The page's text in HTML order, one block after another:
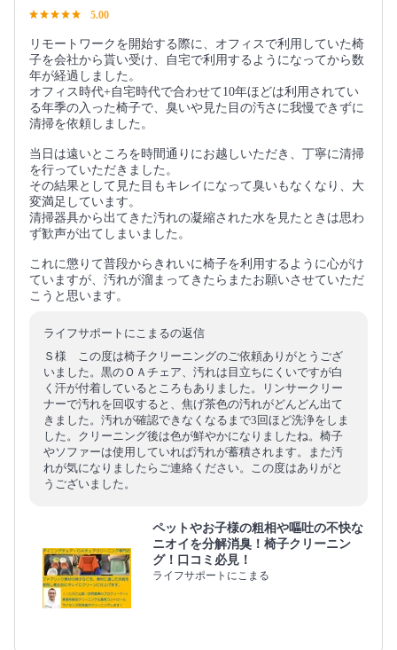
5.00
リモートワークを開始する際に、オフィスで利用していた椅
子を会社から貰い受け、自宅で利用するようになってから数
年が経過しました。
オフィス時代+自宅時代で合わせて10年ほどは利用されてい
る年季の入った椅子で、臭いや見た目の汚さに我慢できずに
清掃を依頼しました。
当日は遠いところを時間通りにお越しいただき、丁寧に清掃
を行っていただきました。
その結果として見た目もキレイになって臭いもなくなり、大
変満足しています。
清掃器具から出てきた汚れの凝縮された水を見たときは思わ
ず歓声が出てしまいました。
これに懲りて普段からきれいに椅子を利用するように心がけ
ていますが、汚れが溜まってきたらまたお願いさせていただ
こうと思います。
ライフサポートにこまるの返信
Ｓ様 この度は椅子クリーニングのご依頼ありがとうござ
いました。黒のＯＡチェア、汚れは目立ちにくいですが白
く汗が付着しているところもありました。リンサークリー
ナーで汚れを回収すると、焦げ茶色の汚れがどんどん出て
きました。汚れが確認できなくなるまで3回ほど洗浄をしま
した。クリーニング後は色が鮮やかになりましたね。椅子
やソファーは使用していれば汚れが蓄積されます。また汚
れが気になりましたらご連絡ください。この度はありがと
うございました。
ペットやお子様の粗相や嘔吐の不快な
ニオイを分解消臭！椅子クリーニン
グ！口コミ必見！
ライフサポートにこまる